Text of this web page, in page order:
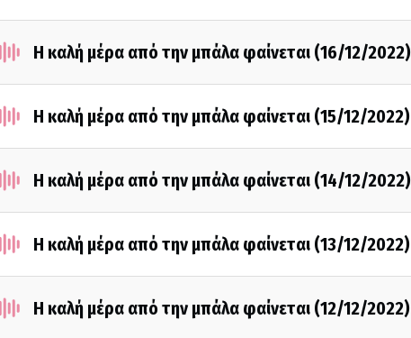
Η καλή μέρα από την μπάλα φαίνεται (16/12/2022)
Η καλή μέρα από την μπάλα φαίνεται (15/12/2022)
Η καλή μέρα από την μπάλα φαίνεται (14/12/2022)
Η καλή μέρα από την μπάλα φαίνεται (13/12/2022)
Η καλή μέρα από την μπάλα φαίνεται (12/12/2022)